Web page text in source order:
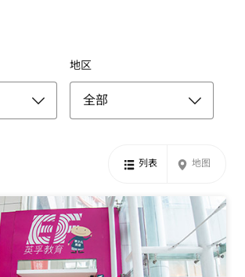
地区
列表 地图